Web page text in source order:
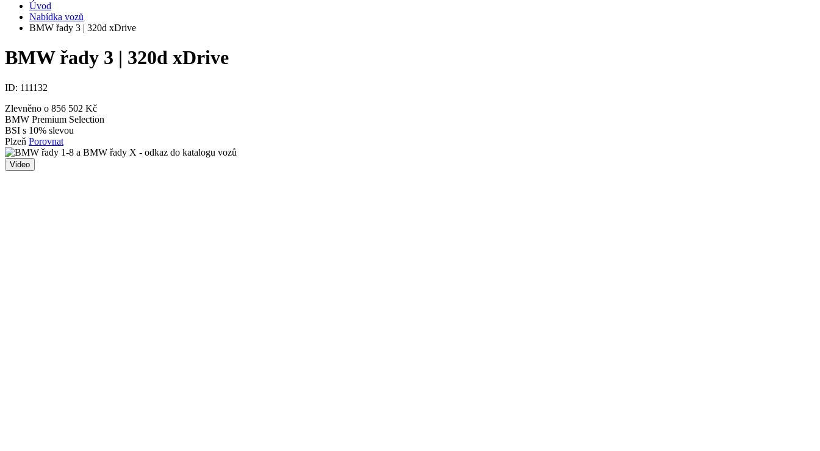
Úvod
Nabídka vozů
BMW řady 3 | 320d xDrive
BMW řady 3 | 320d xDrive
ID: 111132
Zlevněno o 856 502 Kč
BMW Premium Selection
BSI s 10% slevou
Plzeň Porovnat
Video